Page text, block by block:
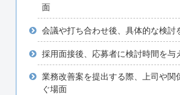
面
会議や打ち合わせ後、具体的な検討
採用面接後、応募者に検討時間を与
業務改善案を提出する際、上司や関
ぐ場面